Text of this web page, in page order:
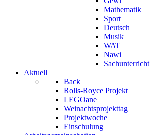
Mathematik
Sport
Deutsch
Musik
WAT
Nawi
Sachunterricht
Aktuell
Back
Rolls-Royce Projekt
LEGOane
Weinachtsprojekttag
Projektwoche
Einschulung